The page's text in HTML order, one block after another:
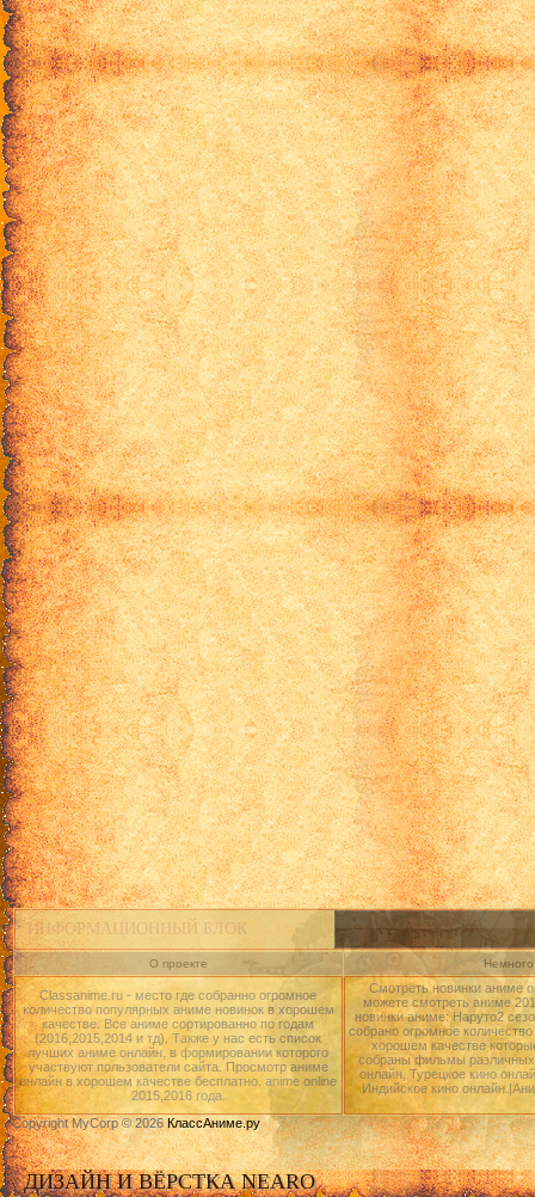
ИНФОРМАЦИОННЫЙ БЛОК
О проекте
Classanime.ru - место где собранно огромное
количество популярных аниме новинок в хорошем
качестве. Все аниме сортированно по годам
(2016,2015,2014 и тд). Также у нас есть список
лучших аниме онлайн, в формировании которого
участвуют пользователи сайта. Просмотр аниме
онлайн в хорошем качестве бесплатно. anime online
2015,2016 года.
Смотреть новинки аниме
можете смотреть аниме
новинки аниме: Наруто2
собрано огромное
хорошем качестве
собраны фильмы различных
онлайн, Турецкое кино
Индийское кино
Copyright MyCorp © 2026КлассАниме.ру
ДИЗАЙН И ВЁРСТКА NEARO